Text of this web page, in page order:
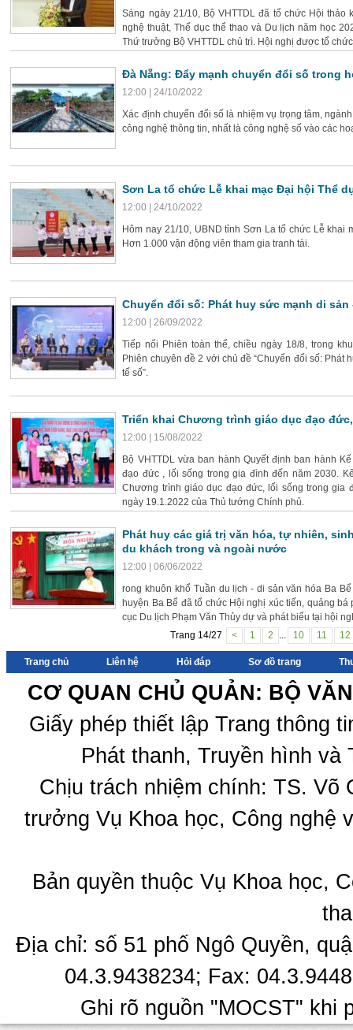
Sáng ngày 21/10, Bộ VHTTDL đã tổ chức Hội
nghệ thuật, Thể dục thể thao và Du lịch năm học
Thứ trưởng Bộ VHTTDL chủ trì. Hội nghị được tổ
Đà Nẵng: Đẩy mạnh chuyển đổi số trong
12:00 | 24/10/2022
Xác định chuyển đổi số là nhiệm vụ trọng tâm,
công nghệ thông tin, nhất là công nghệ số vào các
Sơn La tổ chức Lễ khai mạc Đại hội Thể
12:00 | 24/10/2022
Hôm nay 21/10, UBND tỉnh Sơn La tổ chức Lễ
Hơn 1.000 vận động viên tham gia tranh tài.
Chuyển đổi số: Phát huy sức mạnh di
12:00 | 26/09/2022
Tiếp nối Phiên toàn thể, chiều ngày 18/8, trong
Phiên chuyên đề 2 với chủ đề “Chuyển đổi số: Phát
tế số”.
Triển khai Chương trình giáo dục đạo
12:00 | 15/08/2022
Bộ VHTTDL vừa ban hành Quyết định ban hành
đạo đức , lối sống trong gia đình đến năm 2030.
Chương trình giáo dục đạo đức, lối sống trong gia
ngày 19.1.2022 của Thủ tướng Chính phủ.
Phát huy các giá trị văn hóa, tự nhiên,
du khách trong và ngoài nước
12:00 | 06/06/2022
rong khuôn khổ Tuần du lịch - di sản văn hóa Ba
huyện Ba Bể đã tổ chức Hội nghị xúc tiến, quảng
cục Du lịch Phạm Văn Thủy dự và phát biểu tại hội
Trang 14/27
< 1 2 ... 10 11 12
Trang chủ Liên hệ Hỏi đáp Sơ đồ trang
CƠ QUAN CHỦ QUẢN: BỘ
Giấy phép thiết lập Trang thông
Phát thanh, Truyền hình
Chịu trách nhiệm chính: TS.
trưởng Vụ Khoa học, Công nghệ
Bản quyền thuộc Vụ Khoa học,
Địa chỉ: số 51 phố Ngô Quyền,
04.3.9438234; Fax:
Ghi rõ nguồn "MOCST" khi